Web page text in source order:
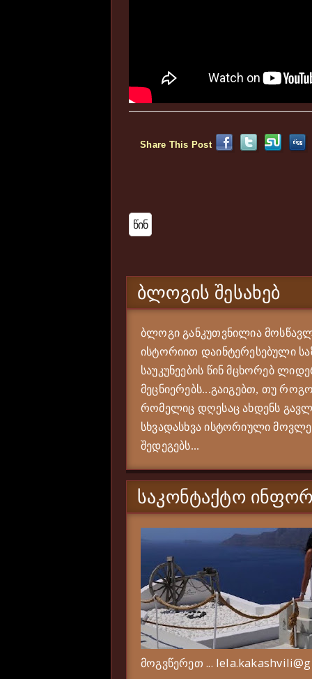
Share This Post
Წინ
ᲑᲚᲝᲒᲘᲡ ᲨᲔᲡᲐᲮᲔᲑ
ბლოგი განკუთვნილია
ისტორიით დაინტერესებული
საუკუნეების წინ მცხორებ
მეცნიერებს...გაიგებთ, თუ
რომელიც დღესაც ახდენს
სხვადასხვა ისტორიული
შედეგებს...
ᲡᲐᲙᲝᲜᲢᲐᲥᲢᲝ
მოგვწერეთ ...